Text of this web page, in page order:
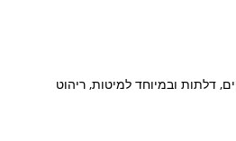
דלתות ובמיוחד למיטות, ריהוט